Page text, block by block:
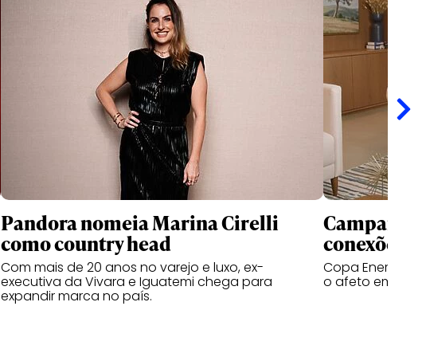
Pandora nomeia Marina Cirelli
como country head
Com mais de 20 anos no varejo e luxo, ex-
executiva da Vivara e Iguatemi chega para
expandir marca no país.
conexões
Copa Energia
o afeto em